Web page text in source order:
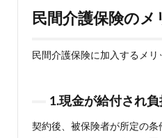
民間介護保険のメ
民間介護保険に加入するメリ
1.現金が給付され
契約後、被保険者が所定の条